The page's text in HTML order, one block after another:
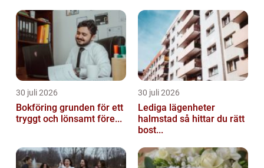
30 juli 2026
Bokföring grunden för ett
tryggt och lönsamt före...
30 juli 2026
Lediga lägenheter
halmstad så hittar du rätt
bost...